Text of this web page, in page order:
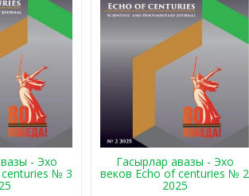
- Эхо
№ 3
Гасырлар авазы - Эхо
веков Echo of centuries № 2
2025